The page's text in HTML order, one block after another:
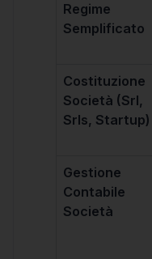
Regime
Semplificato
Costituzione
Società (Srl,
Srls, Startup)
Gestione
Contabile
Società